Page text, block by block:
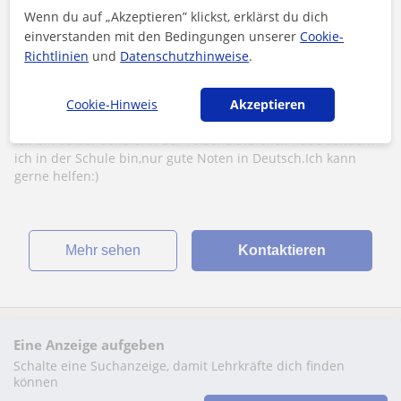
Linz, Leonding
Sekundarstufe I
Deutsch-Nachhilfe für Unterstufe und
Oberstufe
Ich bin selber Schülerin der 10.Schulstufe.Ich habe seitdem
ich in der Schule bin,nur gute Noten in Deutsch.Ich kann
gerne helfen:)
Mehr sehen Kontaktieren
Eine Anzeige aufgeben
Schalte eine Suchanzeige, damit Lehrkräfte dich finden
können
Wenn du auf „Akzeptieren” klickst, erklärst du dich
einverstanden mit den Bedingungen unsererCookie-
Richtlinien und Datenschutzhinweise.
Cookie-Hinweis Akzeptieren